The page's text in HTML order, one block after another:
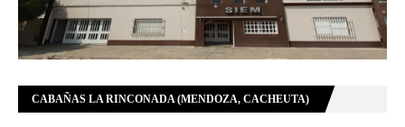
CABAÑAS LA RINCONADA (MENDOZA, CACHEUTA)